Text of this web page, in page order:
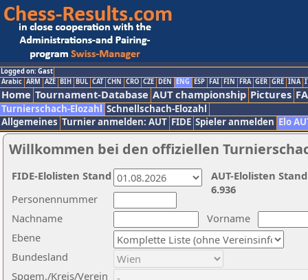
Logged on: Gast
Arabic ARM AZE BIH BUL CAT CHN CRO CZE DEN ENG ESP FAI FIN FRA GER GRE INA
Home Tournament-Database AUT championship Pictures
Turnierschach-Elozahl Schnellschach-Elozahl
Allgemeines Turnier anmelden: AUT FIDE Spieler anmelden Elo
Willkommen bei den offiziellen
Nachname
Vorname
Ebene
Personennummer
Bundesland
Spgem./Kreis/Verein
AUT-Elolisten
6.936
FIDE-Elolisten Stand